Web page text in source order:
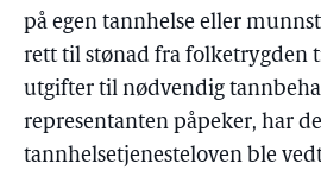
på egen tannhelse eller
rett til stønad fra folketrygden
utgifter til nødvendig
representanten påpeker, har
tannhelsetjenesteloven ble